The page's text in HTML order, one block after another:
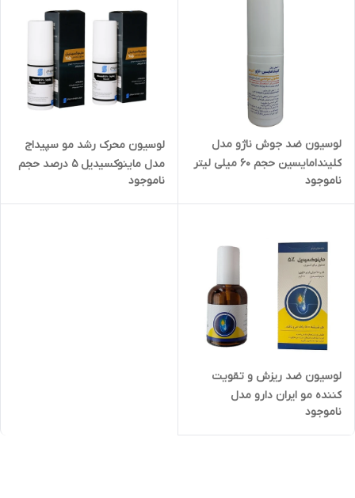
لوسیون ضد جوش ناژو مدل
کلیندامایسین حجم 60 میلی لیتر
ناموجود
لوسیون محرک رشد مو سپیداج
مدل ماینوکسیدیل 5 درصد حجم
60 میلی لیتر بسته 2 عددی
ناموجود
لوسیون ضد ریزش و تقویت
کننده مو ایران دارو مدل
لیتر
ناموجود